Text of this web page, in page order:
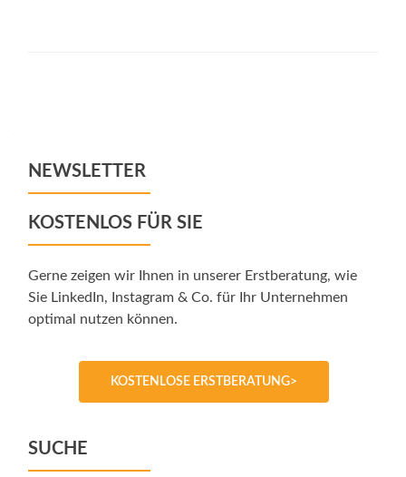
NEWSLETTER
KOSTENLOS FÜR SIE
Gerne zeigen wir Ihnen in unserer Erstberatung, wie
Sie LinkedIn, Instagram & Co. für Ihr Unternehmen
optimal nutzen können.
KOSTENLOSE ERSTBERATUNG>
SUCHE